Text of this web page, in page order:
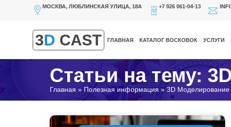
МОСКВА, ЛЮБЛИНСКАЯ УЛИЦА, 18А +7 926 061-04-13
3D CAST ГЛАВНАЯ КАТАЛОГ ВОСКОВОК УСЛУГИ
Статьи на тему:
Главная » Полезная информация » 3D Моделирование